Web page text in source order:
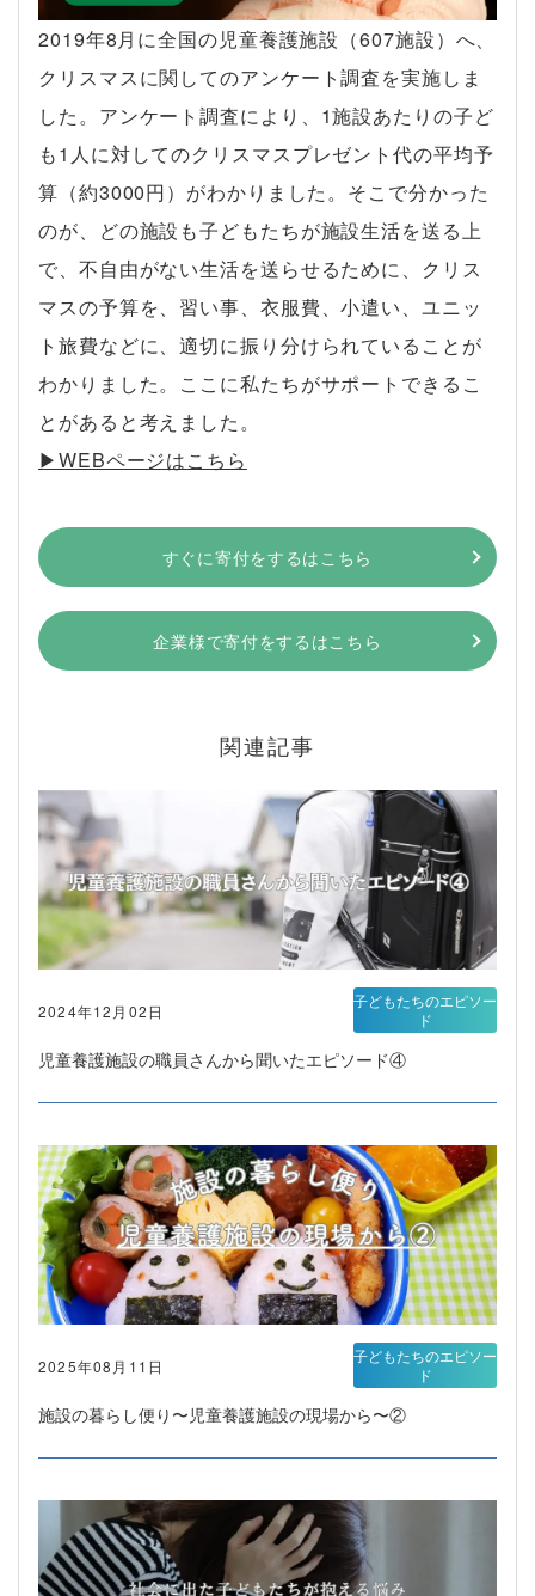
2019年8月に全国の児童養護施設（607施設）へ、
クリスマスに関してのアンケート調査を実施しま
した。アンケート調査により、1施設あたりの子ど
も1人に対してのクリスマスプレゼント代の平均予
算（約3000円）がわかりました。そこで分かった
のが、どの施設も子どもたちが施設生活を送る上
で、不自由がない生活を送らせるために、クリス
マスの予算を、習い事、衣服費、小遣い、ユニッ
ト旅費などに、適切に振り分けられていることが
わかりました。ここに私たちがサポートできるこ
とがあると考えました。
▶︎WEBページはこちら
すぐに寄付をするはこちら
企業様で寄付をするはこちら
関連記事
2024年12月02日
児童養護施設の職員さんから聞いたエピソード④
子どもたちのエピソー
ド
2025年08月11日
施設の暮らし便り〜児童養護施設の現場から〜②
子どもたちのエピソー
ド